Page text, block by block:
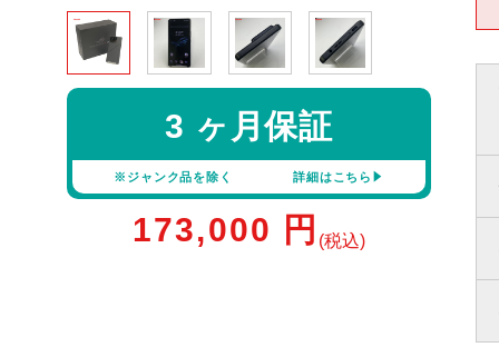
3 ヶ月保証
※ジャンク品を除く 詳細はこちら
173,000 円 (税込)